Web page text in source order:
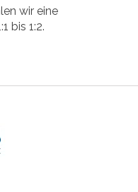
wir eine
bis 1:2.